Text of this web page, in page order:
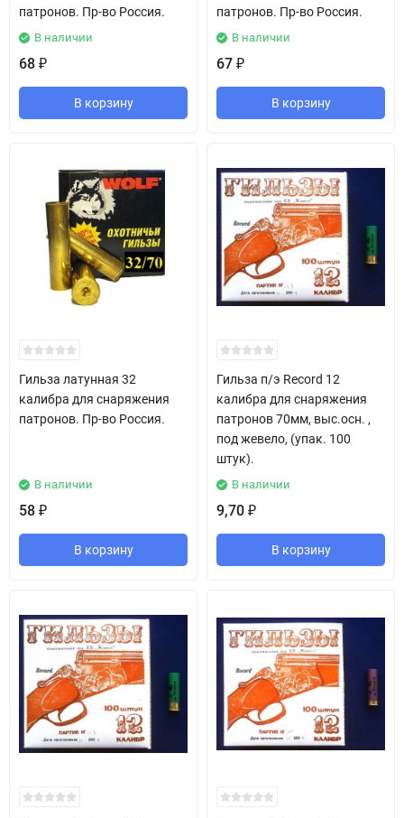
патронов. Пр-во Россия.
В наличии
68 ₽
В корзину
патронов. Пр-во Россия.
В наличии
67 ₽
В корзину
Гильза латунная 32
калибра для снаряжения
патронов. Пр-во Россия.
В наличии
58 ₽
В корзину
Гильза п/э Record 12
калибра для снаряжения
патронов 70мм, выс.осн. ,
под жевело, (упак. 100
штук).
В наличии
9,70 ₽
В корзину